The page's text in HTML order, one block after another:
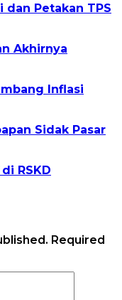
Petakan TPS
Akhirnya
Inflasi
Sidak Pasar
RSKD
Required